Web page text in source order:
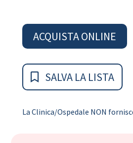
ACQUISTA ONLINE
SALVA LA LISTA
La Clinica/Ospedale NON